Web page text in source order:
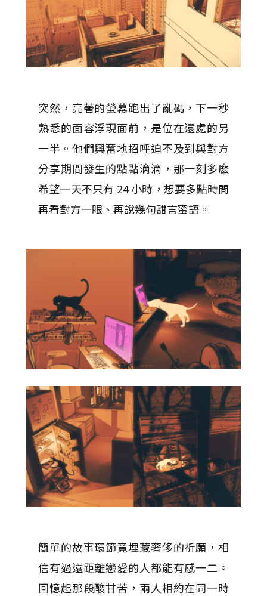
突然，亮著的螢幕跑出了亂碼，下一秒
熟悉的面容浮現面前，是位在遠處的另
一半。他們興奮地招呼迫不及到與對方
分享期間發生的點點滴滴，那一刻多麽
希望一天不只有 24 小時，想要多點時間
再看對方一眼、再說幾句甜言蜜語。
簡單的故事環節竟埋藏奢侈的祈願，相
信有過遠距離戀愛的人都能有感一二。
回憶起那段酸甘苦，兩人相約在同一時